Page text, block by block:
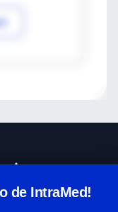
de IntraMed!